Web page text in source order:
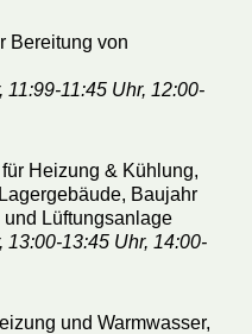
Bereitung von
11:45 Uhr, 12:00-
Heizung & Kühlung,
Baujahr
Lüftungsanlage
13:45 Uhr, 14:00-
und Warmwasser,